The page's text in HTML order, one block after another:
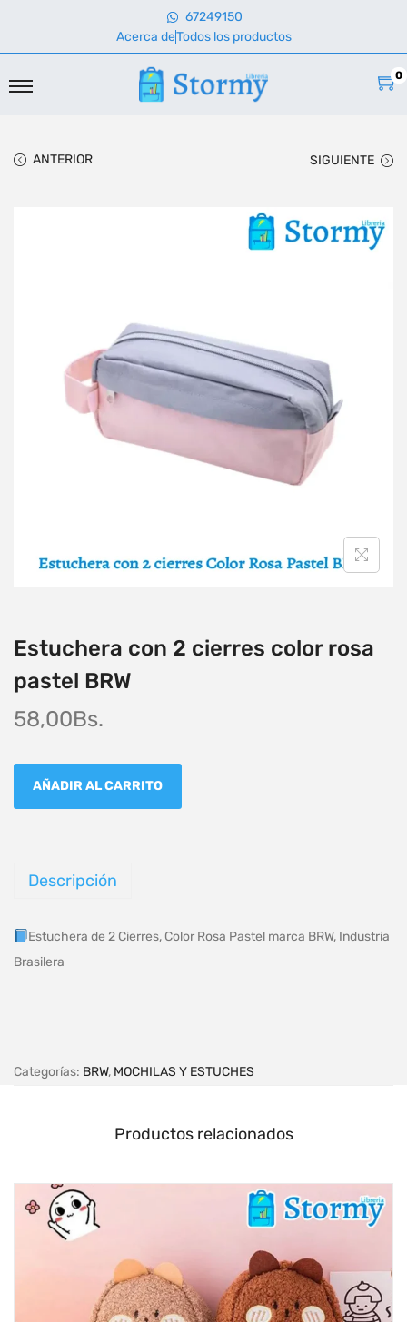
67249150
Acerca deTodos los productos
0
ANTERIOR SIGUIENTE
Estuchera con 2 cierres color rosa
pastel BRW
58,00Bs.
AÑADIR AL CARRITO
Descripción
Estuchera de 2 Cierres, Color Rosa Pastel marca BRW, Industria
Brasilera
Categorías: BRW, MOCHILAS Y ESTUCHES
Productos relacionados